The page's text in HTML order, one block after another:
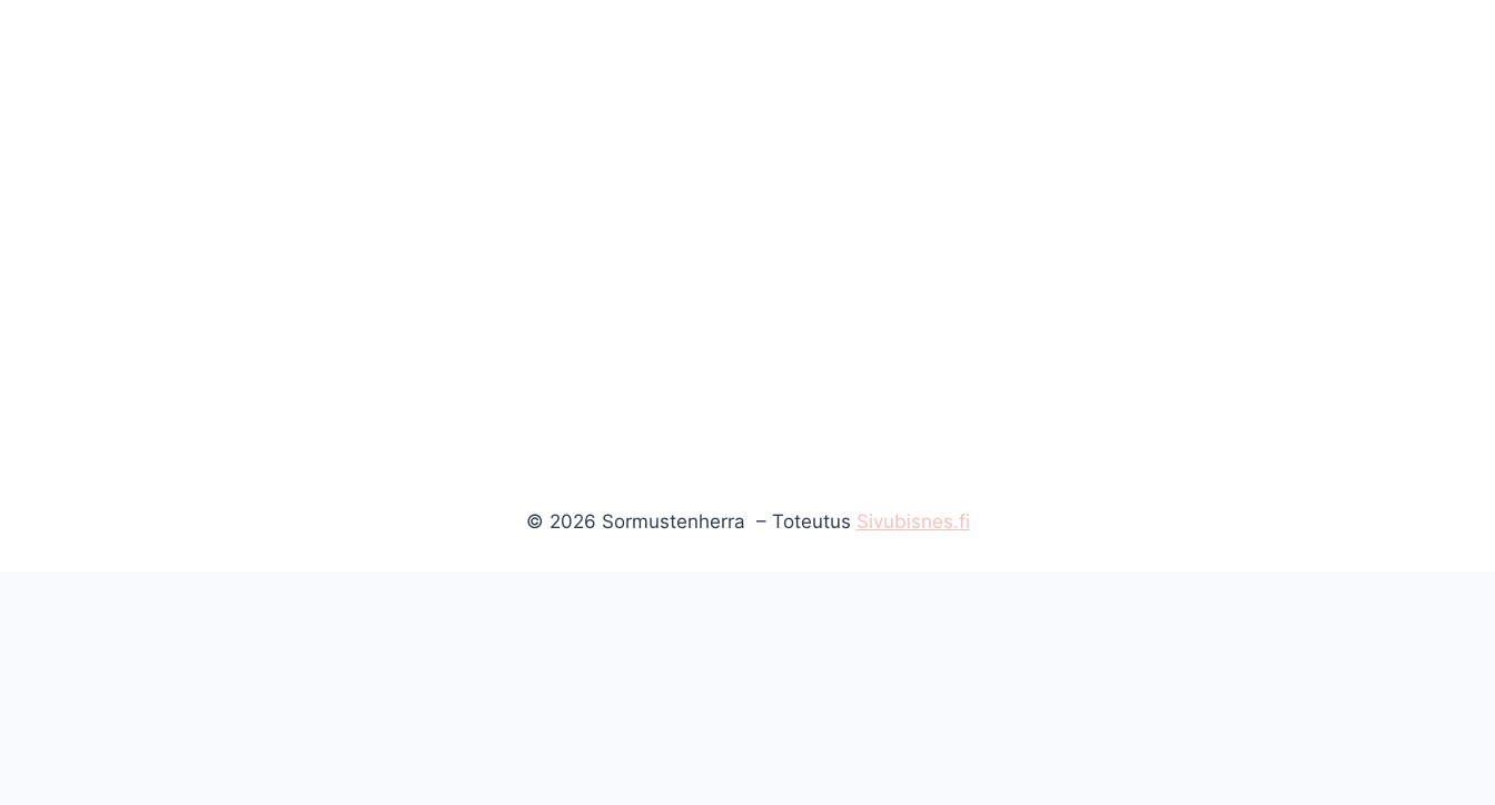
© 2026 Sormustenherra – Toteutus Sivubisnes.fi